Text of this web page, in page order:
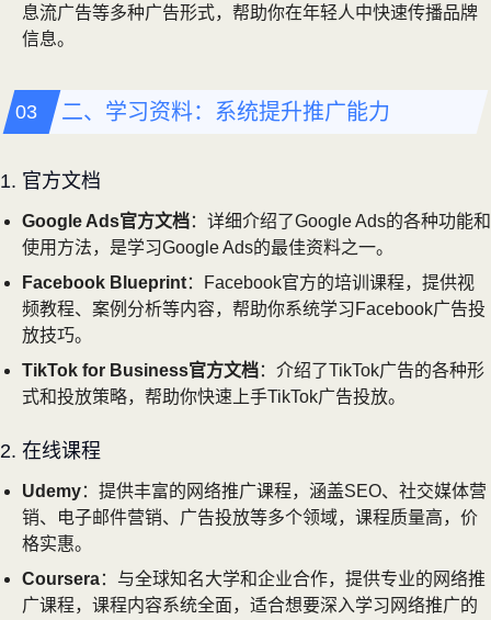
息流广告等多种广告形式，帮助你在年轻人中快速传播品牌
信息。
二、学习资料：系统提升推广能力
1. 官方文档
Google Ads官方文档：详细介绍了Google Ads的各种功能和
使用方法，是学习Google Ads的最佳资料之一。
Facebook Blueprint：Facebook官方的培训课程，提供视
频教程、案例分析等内容，帮助你系统学习Facebook广告投
放技巧。
TikTok for Business官方文档：介绍了TikTok广告的各种形
式和投放策略，帮助你快速上手TikTok广告投放。
2. 在线课程
Udemy：提供丰富的网络推广课程，涵盖SEO、社交媒体营
销、电子邮件营销、广告投放等多个领域，课程质量高，价
格实惠。
Coursera：与全球知名大学和企业合作，提供专业的网络推
广课程，课程内容系统全面，适合想要深入学习网络推广的